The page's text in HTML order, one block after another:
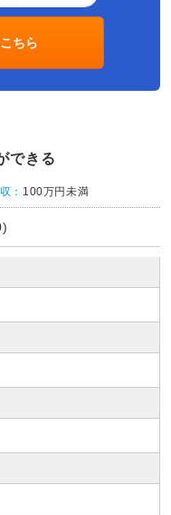
ちら
できる
： 100万円未満